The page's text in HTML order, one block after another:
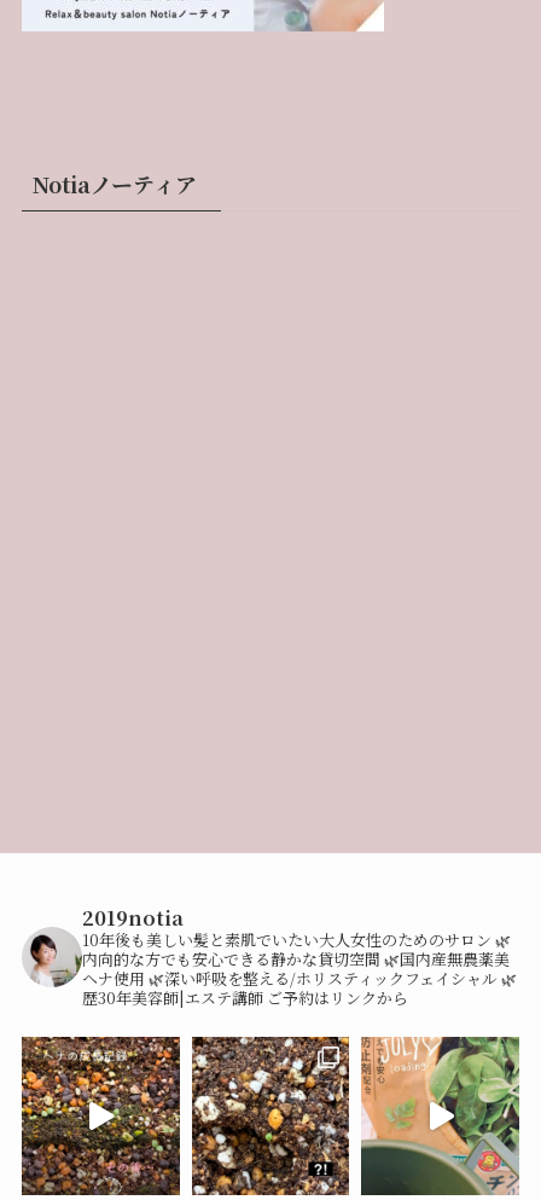
Notiaノーティア
2019notia
10年後も美しい髪と素肌でいたい大人女性のためのサロン 🌿
内向的な方でも安心できる静かな貸切空間 🌿国内産無農薬美
ヘナ使用 🌿深い呼吸を整える/ホリスティックフェイシャル 🌿
歴30年美容師|エステ講師ご予約はリンクから